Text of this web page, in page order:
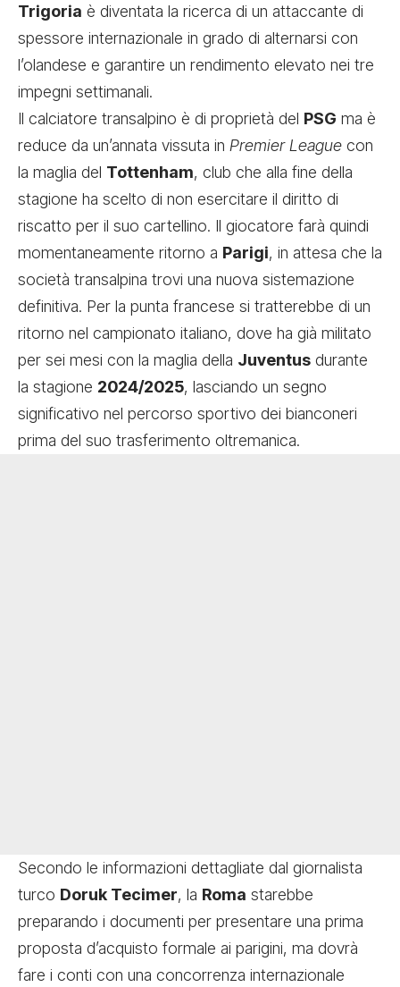
Trigoria è diventata la ricerca di un attaccante di
spessore internazionale in grado di alternarsi con
l’olandese e garantire un rendimento elevato nei tre
impegni settimanali.
Il calciatore transalpino è di proprietà del PSG ma è
reduce da un’annata vissuta in Premier League con
la maglia del Tottenham, club che alla fine della
stagione ha scelto di non esercitare il diritto di
riscatto per il suo cartellino. Il giocatore farà quindi
momentaneamente ritorno a Parigi, in attesa che la
società transalpina trovi una nuova sistemazione
definitiva. Per la punta francese si tratterebbe di un
ritorno nel campionato italiano, dove ha già militato
per sei mesi con la maglia della Juventus durante
la stagione 2024/2025, lasciando un segno
significativo nel percorso sportivo dei bianconeri
prima del suo trasferimento oltremanica.
Secondo le informazioni dettagliate dal giornalista
turco Doruk Tecimer, la Roma starebbe
preparando i documenti per presentare una prima
proposta d’acquisto formale ai parigini, ma dovrà
fare i conti con una concorrenza internazionale